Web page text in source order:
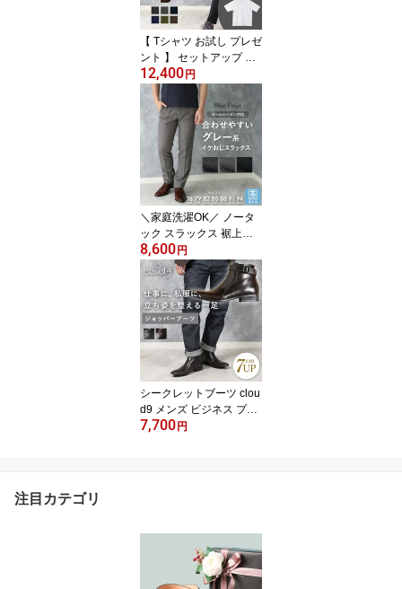
ック 入学式 入学 父の日
実用的
【 Tシャツ お試し プレゼ
ント 】 セットアップ 洗
える ストレッチ スーツ
上下セット ジャケット
＆ パンツ ビジネス オフ
ィス カジュアル 伸びる
ウォッシャブル 転職 春
夏 秋 冬 オールシーズン
送料無料 洗濯機OK ノー
タック スラックス ギフ
ト 黒 灰 紺 青 茶 緑
12,400 円
＼家庭洗濯OK／ ノータ
ック スラックス 裾上げ
テープ付き グレー パン
ツ ウォッシャブル ビジ
ネス 通勤 リクルート 出
張 ストレッチ シンプル
オールシーズン 春夏 秋
冬 76cm 79cm 82cm 85c
m 88cm 91cm 94cm 灰色
洗い替え 洗濯機 ベルト
ピンループ 50代 60代 夫
旦那
8,600 円
シークレットブーツ clou
d9 メンズ ビジネス プレ
ーントゥ ジョッパーブー
50代 60代 父の日 実用的
7,700 円
注目カテゴリ